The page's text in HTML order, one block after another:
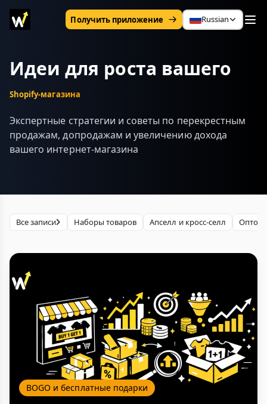
Получить приложение Russian
Идеи для роста вашего
Shopify-магазина
Экспертные стратегии и советы по перекрестным
продажам, допродажам и увеличению дохода
вашего интернет-магазина
Все записи Наборы товаров Апселл и кросс-селл
BOGO и бесплатные подарки